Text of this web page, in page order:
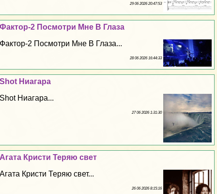
29 06 2026 20:47:53
Фактор-2 Посмотри Мне В Глаза
Фактор-2 Посмотри Мне В Глаза...
28 06 2026 16:44:33
Shot Ниагара
Shot Ниагара...
27 06 2026 1:31:30
Агата Кристи Теряю свет
Агата Кристи Теряю свет...
26 06 2026 8:15:16